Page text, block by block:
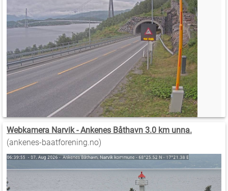
Webkamera Narvik - Ankenes Båthavn 3.0 km unna.
(ankenes-baatforening.no)